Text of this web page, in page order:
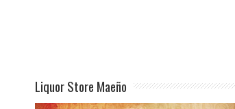
Liquor Store Maeño